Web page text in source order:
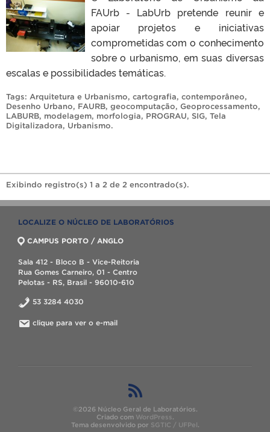
FAUrb - LabUrb pretende reunir e
apoiar projetos e iniciativas
comprometidas com o conhecimento
sobre o urbanismo, em suas diversas
escalas e possibilidades temáticas.
Tags: Arquitetura e Urbanismo, cartografia, contemporâneo,
Desenho Urbano, FAURB, geocomputação, Geoprocessamento,
LABURB, modelagem, morfologia, PROGRAU, SIG, Tela
Digitalizadora, Urbanismo.
Exibindo registro(s) 1 a 2 de 2 encontrado(s).
LOCALIZE O NÚCLEO DE LABORATÓRIOS
CAMPUS PORTO / ANGLO
Sala 412 - Bloco B - Vice-Reitoria
Rua Gomes Carneiro, 01 - Centro
Pelotas - RS, Brasil - 96010-610
53 3284 4030
clique para ver o e-mail
©2026 Núcleo Geral de Laboratórios.
Criado com WordPress.
Tema desenvolvido por SGTIC / UFPel.